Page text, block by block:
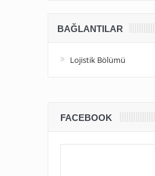
BAĞLANTILAR
Lojistik Bölümü
FACEBOOK